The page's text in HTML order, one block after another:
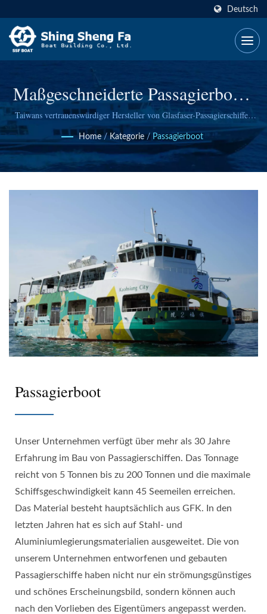
Deutsch
Maßgeschneiderte Passagierboote
& Fähren Von SSF
Taiwans vertrauenswürdiger Hersteller von Glasfaser-Passagierschiffen
mit über 30 Jahren Erfahrung, der Schiffe von 5 bis 200 Tonnen für
Flüsse, Häfen und offene Gewässer liefert.
Home / Kategorie / Passagierboot
Passagierboot
Unser Unternehmen verfügt über mehr als 30 Jahre
Erfahrung im Bau von Passagierschiffen. Das Tonnage
reicht von 5 Tonnen bis zu 200 Tonnen und die maximale
Schiffsgeschwindigkeit kann 45 Seemeilen erreichen.
Das Material besteht hauptsächlich aus GFK. In den
letzten Jahren hat es sich auf Stahl- und
Aluminiumlegierungsmaterialien ausgeweitet. Die von
unserem Unternehmen entworfenen und gebauten
Passagierschiffe haben nicht nur ein strömungsgünstiges
und schönes Erscheinungsbild, sondern können auch
nach den Vorlieben des Eigentümers angepasst werden.